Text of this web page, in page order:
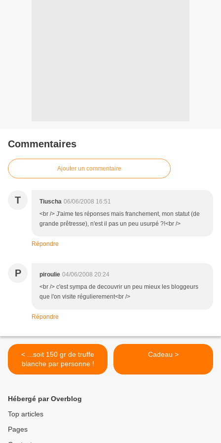
Commentaires
Ajouter un commentaire
T Tiuscha 06/06/2008 16:51
<br /> J'aime tes réponses mais franchement, mon statut (de
grande prêtresse), n'est il pas un peu usurpé ?!<br />
Répondre
P piroulie 04/06/2008 20:24
<br /> c'est sympa de decouvrir un peu mieux les bloggeurs
que l'on visite régulierement<br />
Répondre
< ...soit 150 gr de truffe
blanche par personne !
Cadeau >
Hébergé par Overblog
Top articles
Pages